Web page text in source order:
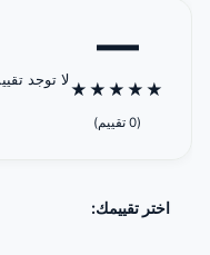
—
★
★
★
★
★
(0 تقييم)
لا توجد
اختر تقييمك: